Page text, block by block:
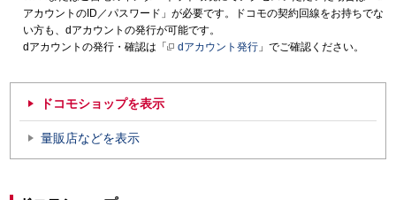
アカウントのID／パスワード」が必要です。ドコモの契約回線をお持ちでな
い方も、dアカウントの発行が可能です。
dアカウントの発行・確認は「
dアカウント発行 」でご確認ください。
ドコモショップを表示
量販店などを表示